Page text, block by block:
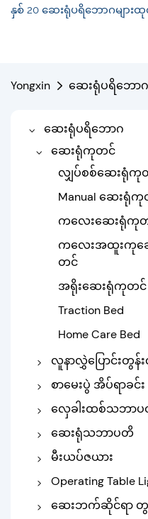
နှစ် 20 ဆေးရုံပရိဘောဂမျာ
Yongxin ဆေးရုံပရိဘောဂ
ဆေးရုံပရိဘောဂ
ဆေးရုံကုတင်
လျှပ်စစ်ဆေးရုံကု
Manual ဆေးရုံ
ကလေးဆေးရုံကု
ကလေးအထူးကုဆ
တင်
အရိုးဆေးရုံကုတင်
Traction Bed
Home Care Bed
လူနာလွှဲပြောင်းတွန်
trolley လွှဲပြောင်း
ထမ်းစင်တွန်းလှည်
စာမေးပွဲ အိပ်ရာခင်း
ဆေးဘက်ဆိုင်ရာအိ
လျှပ်စစ်စာမေးပွဲ အိ
လှေခါးထစ်သဘာ
Manual Stair Chair
လျှပ်စစ်လှေခါးထစ်
ဆေးရုံသဘာပတိ
ပြုတ်ရည်သဘာပတိ
Dialysis သဘာပ
ဆေးရုံ Recliner
မီးယပ်ဇယား
Delivery Bed
မီးယပ်စစ်ဆေးမှုဇ
Operating Table
စစ်ဆင်ရေးဇယား
ဆေးဘက်ဆိုင်ရာ တွ